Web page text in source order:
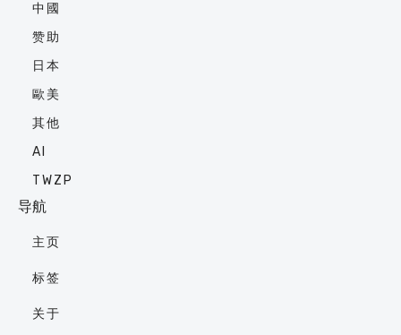
中國
赞助
日本
歐美
其他
AI
TWZP
导航
主页
标签
关于